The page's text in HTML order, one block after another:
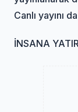
Canlı yayını
İNSANA